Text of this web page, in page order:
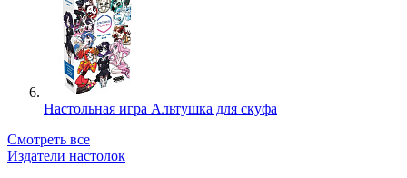
Настольная игра Альтушка для скуфа
Смотреть все
Издатели настолок